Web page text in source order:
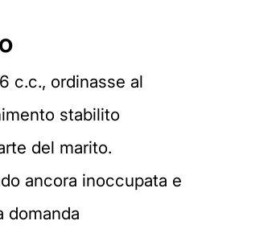
c.c., ordinasse al
stabilito
del marito.
ancora inoccupata e
domanda